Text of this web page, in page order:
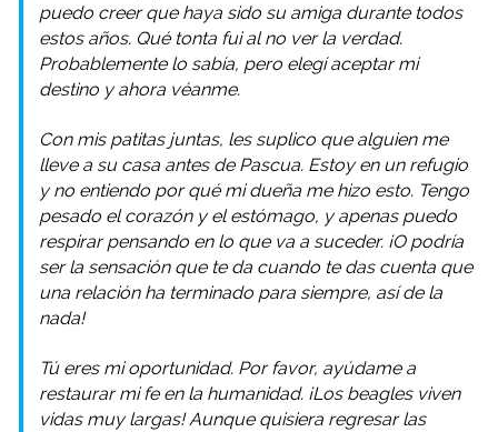
puedo creer que haya sido su amiga durante todos
estos años. Qué tonta fui al no ver la verdad.
Probablemente lo sabía, pero elegí aceptar mi
destino y ahora véanme.
Con mis patitas juntas, les suplico que alguien me
lleve a su casa antes de Pascua. Estoy en un refugio
y no entiendo por qué mi dueña me hizo esto. Tengo
pesado el corazón y el estómago, y apenas puedo
respirar pensando en lo que va a suceder. ¡O podría
ser la sensación que te da cuando te das cuenta que
una relación ha terminado para siempre, así de la
nada!
Tú eres mi oportunidad. Por favor, ayúdame a
restaurar mi fe en la humanidad. ¡Los beagles viven
vidas muy largas! Aunque quisiera regresar las